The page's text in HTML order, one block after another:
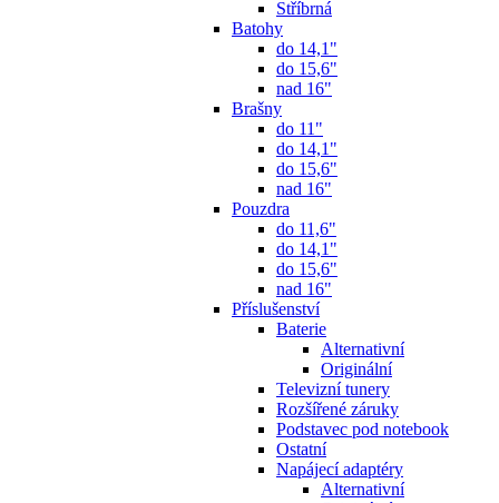
Stříbrná
Batohy
do 14,1"
do 15,6"
nad 16"
Brašny
do 11"
do 14,1"
do 15,6"
nad 16"
Pouzdra
do 11,6"
do 14,1"
do 15,6"
nad 16"
Příslušenství
Baterie
Alternativní
Originální
Televizní tunery
Rozšířené záruky
Podstavec pod notebook
Ostatní
Napájecí adaptéry
Alternativní